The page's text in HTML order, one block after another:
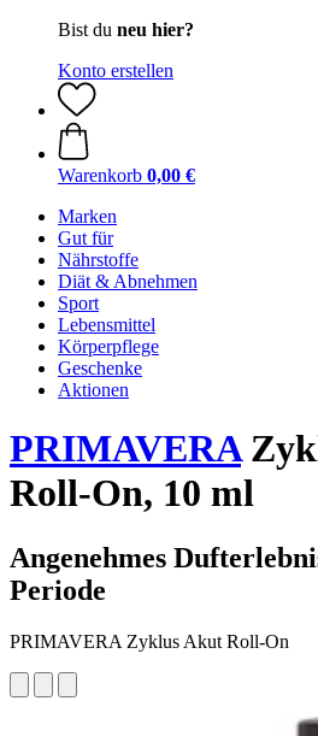
Bist du neu hier?
Konto erstellen
Warenkorb 0,00 €
Marken
Gut für
Nährstoffe
Diät & Abnehmen
Sport
Lebensmittel
Körperpflege
Geschenke
Aktionen
PRIMAVERA
Roll-On, 10 ml
Angenehmes
Periode
PRIMAVERA Zyklus Akut Roll-On